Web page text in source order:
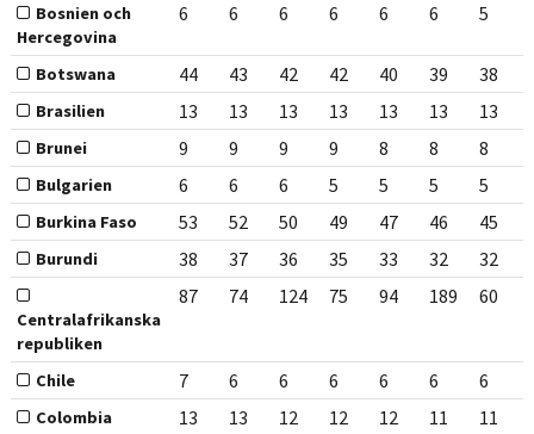
Bosnien och
Hercegovina
6 6 6 6 6 6 5
Botswana 44 43 42 42 40 39 38
Brasilien 13 13 13 13 13 13 13
Brunei 9 9 9 9 8 8 8
Bulgarien 6 6 6 5 5 5 5
Burkina Faso 53 52 50 49 47 46 45
Burundi 38 37 36 35 33 32 32
Centralafrikanska
republiken
87 74 124 75 94 189 60
Chile 7 6 6 6 6 6 6
Colombia 13 13 12 12 12 11 11